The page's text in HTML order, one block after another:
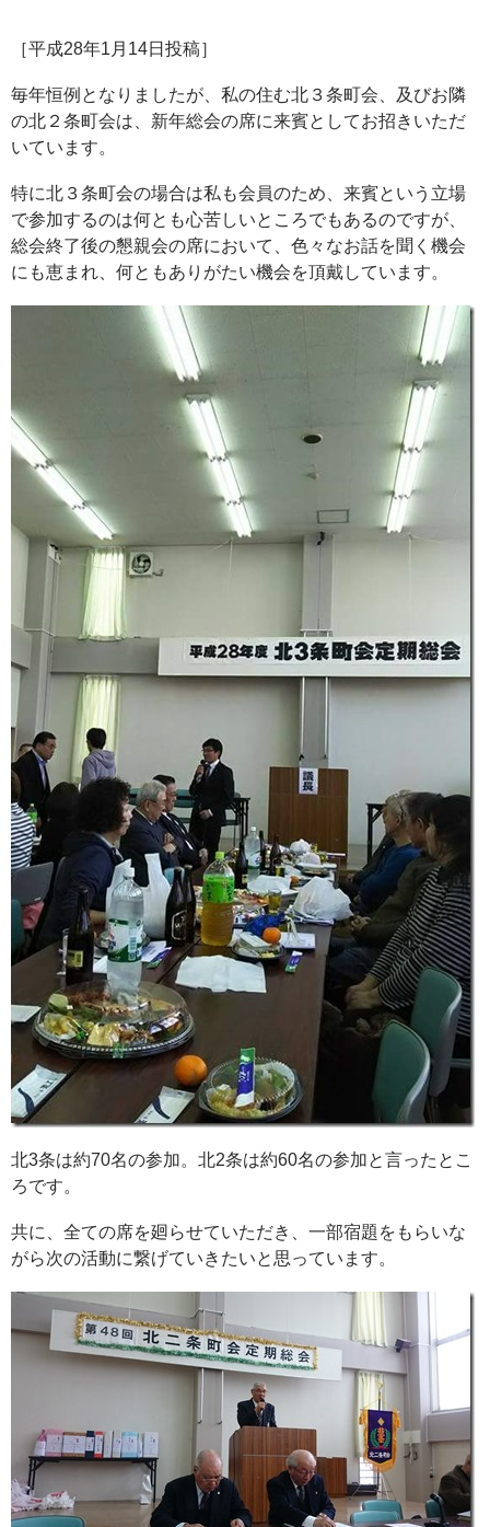
［平成28年1月14日投稿］
毎年恒例となりましたが、私の住む北３条町会、及びお隣
の北２条町会は、新年総会の席に来賓としてお招きいただ
いています。
特に北３条町会の場合は私も会員のため、来賓という立場
で参加するのは何とも心苦しいところでもあるのですが、
総会終了後の懇親会の席において、色々なお話を聞く機会
にも恵まれ、何ともありがたい機会を頂戴しています。
北3条は約70名の参加。北2条は約60名の参加と言ったとこ
ろです。
共に、全ての席を廻らせていただき、一部宿題をもらいな
がら次の活動に繋げていきたいと思っています。